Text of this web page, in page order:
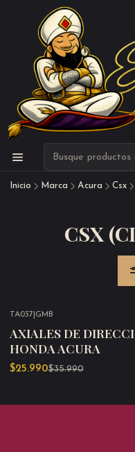
Inicio Marca Acura Csx
CSX
TA037 GMB
AXIALES DE
HONDA ACURA
$25.990$35.990